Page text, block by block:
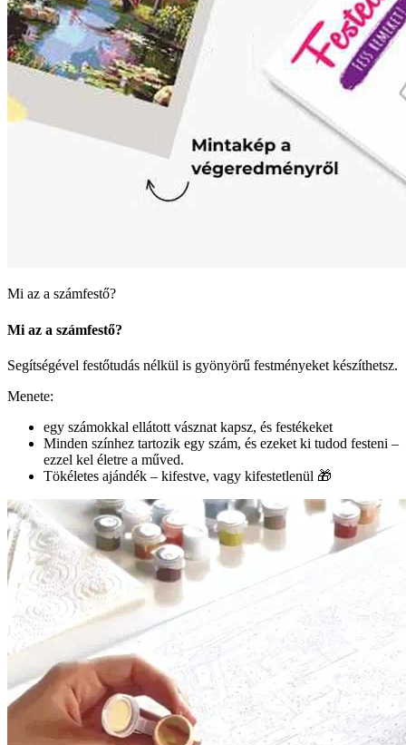
Mi az a számfestő?
Mi az a számfestő?
Segítségével festőtudás nélkül is gyönyörű festményeket készíthetsz.
Menete:
egy számokkal ellátott vásznat kapsz, és festékeket
Minden színhez tartozik egy szám, és ezeket ki tudod festeni –
ezzel kel életre a műved.
Tökéletes ajándék – kifestve, vagy kifestetlenül 🎁